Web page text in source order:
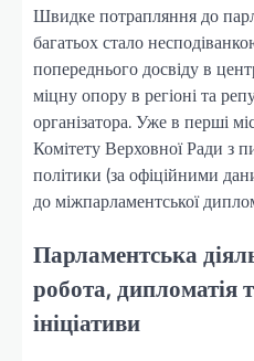
Швидке потрапляння до
багатьох стало
попереднього досвіду в
міцну опору в регіоні та
організатора. Уже в перші
Комітету Верховної Ради з
політики (за офіційними
до міжпарламентської
Парламентська
робота, дипломатія
ініціативи